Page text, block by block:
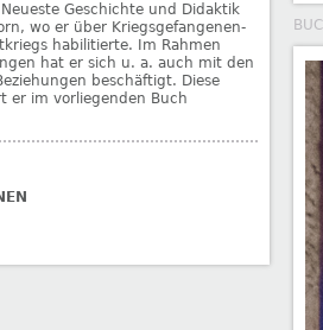
Geschichte und Didaktik
wo er über Kriegsgefangenen-
habilitierte. Im Rahmen
hat er sich u. a. auch mit den
beschäftigt. Diese
er im vorliegenden Buch